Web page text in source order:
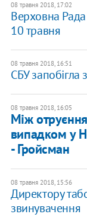
08 травня 2018, 17:02
Верховна
10 травня
08 травня 2018, 16:51
СБУ запобігла
08 травня 2018, 16:05
Між
випадком у
- Гройсман
08 травня 2018, 15:56
Директору
звинувачення